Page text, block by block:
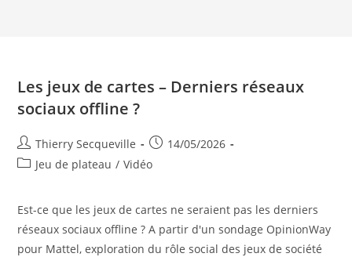
Les jeux de cartes – Derniers réseaux
sociaux offline ?
Auteur/autrice
de
Thierry Secqueville
Publication
publiée :
14/05/2026
PostJeu de plateau / Vidéo
Est-ce que les jeux de cartes ne seraient pas les derniers
réseaux sociaux offline ? A partir d'un sondage OpinionWay
pour Mattel, exploration du rôle social des jeux de société